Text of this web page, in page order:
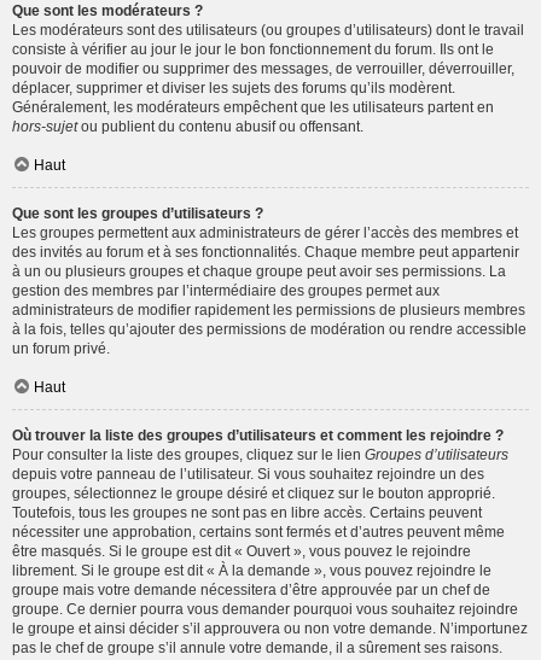
Que sont les modérateurs ?
Les modérateurs sont des utilisateurs (ou groupes d’utilisateurs) dont le travail
consiste à vérifier au jour le jour le bon fonctionnement du forum. Ils ont le
pouvoir de modifier ou supprimer des messages, de verrouiller, déverrouiller,
déplacer, supprimer et diviser les sujets des forums qu’ils modèrent.
Généralement, les modérateurs empêchent que les utilisateurs partent en
hors-sujetou publient du contenu abusif ou offensant.
Haut
Que sont les groupes d’utilisateurs ?
Les groupes permettent aux administrateurs de gérer l’accès des membres et
des invités au forum et à ses fonctionnalités. Chaque membre peut appartenir
à un ou plusieurs groupes et chaque groupe peut avoir ses permissions. La
gestion des membres par l’intermédiaire des groupes permet aux
administrateurs de modifier rapidement les permissions de plusieurs membres
à la fois, telles qu’ajouter des permissions de modération ou rendre accessible
un forum privé.
Haut
Où trouver la liste des groupes d’utilisateurs et comment les rejoindre ?
Pour consulter la liste des groupes, cliquez sur le lien Groupes d’utilisateurs
depuis votre panneau de l’utilisateur. Si vous souhaitez rejoindre un des
groupes, sélectionnez le groupe désiré et cliquez sur le bouton approprié.
Toutefois, tous les groupes ne sont pas en libre accès. Certains peuvent
nécessiter une approbation, certains sont fermés et d’autres peuvent même
être masqués. Si le groupe est dit « Ouvert », vous pouvez le rejoindre
librement. Si le groupe est dit « À la demande », vous pouvez rejoindre le
groupe mais votre demande nécessitera d’être approuvée par un chef de
groupe. Ce dernier pourra vous demander pourquoi vous souhaitez rejoindre
le groupe et ainsi décider s’il approuvera ou non votre demande. N’importunez
pas le chef de groupe s’il annule votre demande, il a sûrement ses raisons.